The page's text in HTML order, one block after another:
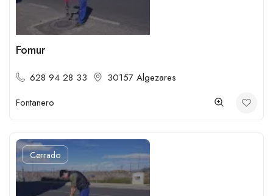
Fomur
628 94 28 33
30157 Algezares
Fontanero
Cerrado